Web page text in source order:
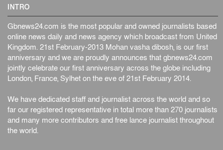
INTRO
Gbnews24.com is the most popular and owned journalists based
online news daily and news agency which broadcast from United
Kingdom. 21st February-2013 Mohan vasha dibosh, is our first
anniversary and we are proudly announces that gbnews24.com
jointly celebrate our first anniversary across the globe including
London, France, Sylhet on the eve of 21st February 2014.
We have dedicated staff and journalist across the world and so
far our registered representative in total more than 270 journalists
and many more contributors and free lance journalist throughout
the world.